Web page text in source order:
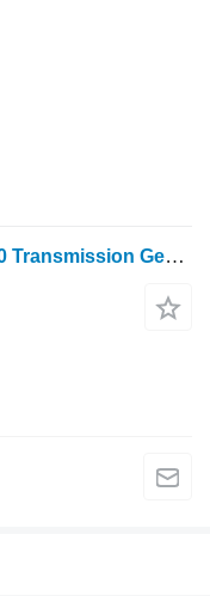
Käigukast Turner John Deere 3800 Transmission Gearbox Complete Az57597, 11 AZ57597